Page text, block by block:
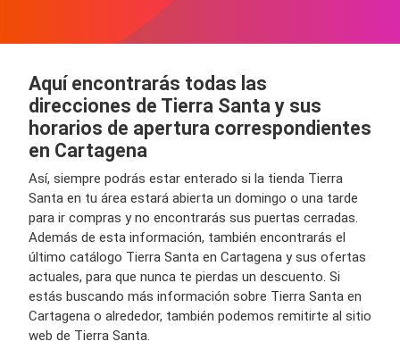
Aquí encontrarás todas las
direcciones de Tierra Santa y sus
horarios de apertura correspondientes
en Cartagena
Así, siempre podrás estar enterado si la tienda Tierra
Santa en tu área estará abierta un domingo o una tarde
para ir compras y no encontrarás sus puertas cerradas.
Además de esta información, también encontrarás el
último catálogo Tierra Santa en Cartagena y sus ofertas
actuales, para que nunca te pierdas un descuento. Si
estás buscando más información sobre Tierra Santa en
Cartagena o alrededor, también podemos remitirte al sitio
web de Tierra Santa.